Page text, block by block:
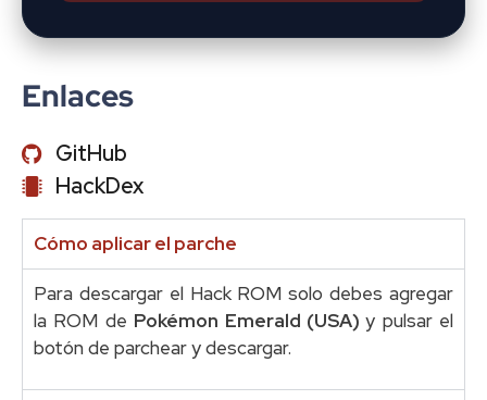
Enlaces
GitHub
HackDex
Cómo aplicar el parche
Para descargar el Hack ROM solo debes agregar
la ROM de Pokémon Emerald (USA)y pulsar el
botón de parchear y descargar.